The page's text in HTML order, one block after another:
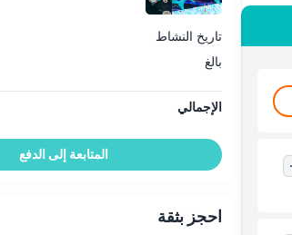
تاريخ النشاط
بالغ
الإجمالي
المتابعة إلى الدفع
احجز بثقة